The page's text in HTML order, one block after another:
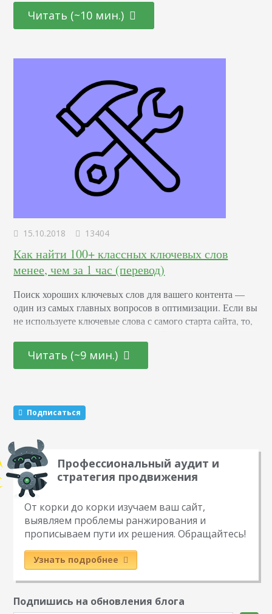
решит его проблемы, но в результате его надежды
рушатся. Такого человека трудно вернуть на сайт. И
Читать (~10 мин.)
15.10.2018 13404
Как найти 100+ классных ключевых слов
менее, чем за 1 час (перевод)
Поиск хороших ключевых слов для вашего контента —
один из самых главных вопросов в оптимизации. Если вы
не используете ключевые слова с самого старта сайта, то,
увидит, каким бы классным он не был. В этой статье мы
рассмотрим 5 стратегий по сбору семантики для статей на
Читать (~9 мин.)
Подписаться
Профессиональный аудит и
стратегия продвижения
От корки до корки изучаем ваш сайт,
выявляем проблемы ранжирования и
прописываем пути их решения. Обращайтесь!
Узнать подробнее
Подпишись на обновления блога